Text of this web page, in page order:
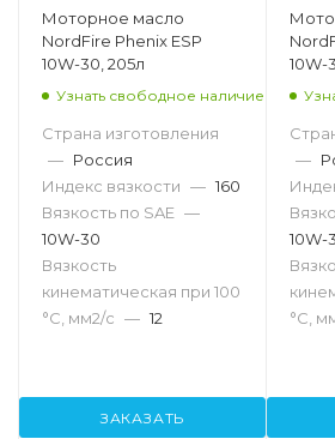
Моторное масло
NordFire Phenix ESP
10W-30, 205л
Узнать свободное наличие
Страна изготовления
— Россия
Индекс вязкости — 160
Вязкость по SAE —
10W-30
Вязкость
кинематическая при 100
°С, мм2/с — 12
ЗАКАЗАТЬ
10W-
—
10W-
°С,